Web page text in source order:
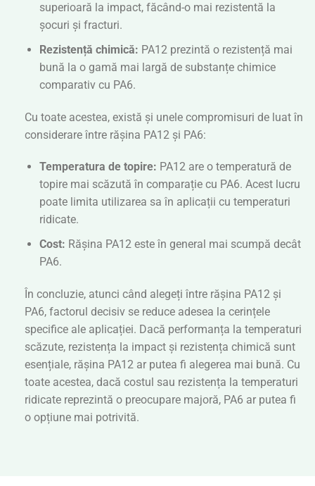
superioară la impact, făcând-o mai rezistentă la
șocuri și fracturi.
Rezistență chimică: PA12 prezintă o rezistență mai
bună la o gamă mai largă de substanțe chimice
comparativ cu PA6.
Cu toate acestea, există și unele compromisuri de luat în
considerare între rășina PA12 și PA6:
Temperatura de topire: PA12 are o temperatură de
topire mai scăzută în comparație cu PA6. Acest lucru
poate limita utilizarea sa în aplicații cu temperaturi
ridicate.
Cost: Rășina PA12 este în general mai scumpă decât
PA6.
În concluzie, atunci când alegeți între rășina PA12 și
PA6, factorul decisiv se reduce adesea la cerințele
specifice ale aplicației. Dacă performanța la temperaturi
scăzute, rezistența la impact și rezistența chimică sunt
esențiale, rășina PA12 ar putea fi alegerea mai bună. Cu
toate acestea, dacă costul sau rezistența la temperaturi
ridicate reprezintă o preocupare majoră, PA6 ar putea fi
o opțiune mai potrivită.